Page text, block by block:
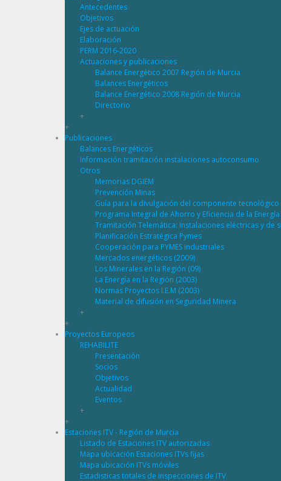
Antecedentes
Objetivos
Ejes de actuación
Elaboración
PERM 2016-2020
Actuaciones y publicaciones
Balance Energético 2007 Región de Murcia
Balances Energéticos
Balance Energético 2008 Región de Murcia
Directorio
+
+
Publicaciones
Balances Energéticos
Información tramitación instalaciones autoconsumo
Otros
Memorias DGIEM
Prevención Minas
Guía para la divulgación del componente tecnológico
Programa Integral de Ahorro y Eficiencia de la
Tramitación Telemática: Instalaciones eléctricas y de
Planificación Estratégica Pymes
Cooperación para PYMES industriales
Mercados energéticos (2009)
Los Minerales en la Región (09)
La Energía en la Región (2003)
Normas Proyectos I.E.M (2003)
Material de difusión en Seguridad Minera
+
+
Proyectos Europeos
REHABILITE
Presentación
Socios
Objetivos
Actualidad
Eventos
+
+
Estaciones ITV - Región de Murcia
Listado de Estaciones ITV autorizadas
Mapa ubicación Estaciones ITVs fijas
Mapa ubicación ITVs móviles
Estadisticas totales de inspecciones de ITV